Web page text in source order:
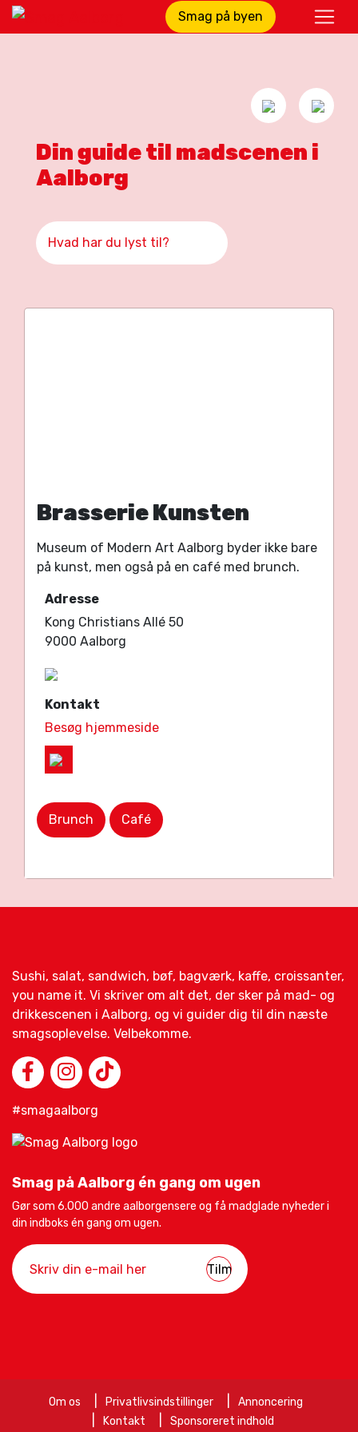
Smag på byen
Din guide til madscenen i
Aalborg
Brasserie Kunsten
Museum of Modern Art Aalborg byder ikke bare
på kunst, men også på en café med brunch.
Adresse
Kong Christians Allé 50
9000 Aalborg
Kontakt
Besøg hjemmeside
Brunch Café
Sushi, salat, sandwich, bøf, bagværk, kaffe, croissanter,
you name it. Vi skriver om alt det, der sker på mad- og
drikkescenen i Aalborg, og vi guider dig til din næste
smagsoplevelse. Velbekomme.
#smagaalborg
Smag på Aalborg én gang om ugen
Gør som 6.000 andre aalborgensere og få madglade nyheder i
din indboks én gang om ugen.
Om os Privatlivsindstillinger
Annoncering
Kontakt
Sponsoreret indhold